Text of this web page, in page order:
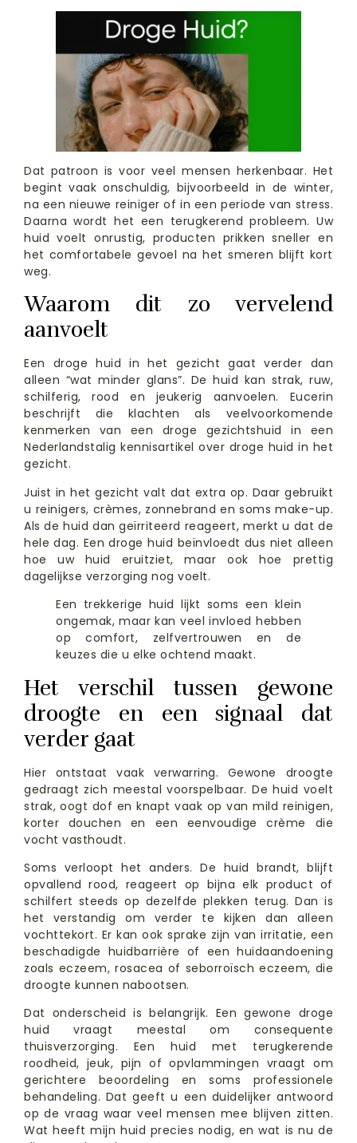
Dat patroon is voor veel mensen herkenbaar. Het
begint vaak onschuldig, bijvoorbeeld in de winter,
na een nieuwe reiniger of in een periode van stress.
Daarna wordt het een terugkerend probleem. Uw
huid voelt onrustig, producten prikken sneller en
het comfortabele gevoel na het smeren blijft kort
weg.
Waarom dit zo vervelend
aanvoelt
Een droge huid in het gezicht gaat verder dan
alleen “wat minder glans”. De huid kan strak, ruw,
schilferig, rood en jeukerig aanvoelen. Eucerin
beschrijft die klachten als veelvoorkomende
kenmerken van een droge gezichtshuid in een
Nederlandstalig kennisartikel over droge huid in het
gezicht.
Juist in het gezicht valt dat extra op. Daar gebruikt
u reinigers, crèmes, zonnebrand en soms make-up.
Als de huid dan geïrriteerd reageert, merkt u dat de
hele dag. Een droge huid beïnvloedt dus niet alleen
hoe uw huid eruitziet, maar ook hoe prettig
dagelijkse verzorging nog voelt.
Een trekkerige huid lijkt soms een klein
ongemak, maar kan veel invloed hebben
op comfort, zelfvertrouwen en de
keuzes die u elke ochtend maakt.
Het verschil tussen gewone
droogte en een signaal dat
verder gaat
Hier ontstaat vaak verwarring. Gewone droogte
gedraagt zich meestal voorspelbaar. De huid voelt
strak, oogt dof en knapt vaak op van mild reinigen,
korter douchen en een eenvoudige crème die
vocht vasthoudt.
Soms verloopt het anders. De huid brandt, blijft
opvallend rood, reageert op bijna elk product of
schilfert steeds op dezelfde plekken terug. Dan is
het verstandig om verder te kijken dan alleen
vochttekort. Er kan ook sprake zijn van irritatie, een
beschadigde huidbarrière of een huidaandoening
zoals eczeem, rosacea of seborroïsch eczeem, die
droogte kunnen nabootsen.
Dat onderscheid is belangrijk. Een gewone droge
huid vraagt meestal om consequente
thuisverzorging. Een huid met terugkerende
roodheid, jeuk, pijn of opvlammingen vraagt om
gerichtere beoordeling en soms professionele
behandeling. Dat geeft u een duidelijker antwoord
op de vraag waar veel mensen mee blijven zitten.
Wat heeft mijn huid precies nodig, en wat is nu de